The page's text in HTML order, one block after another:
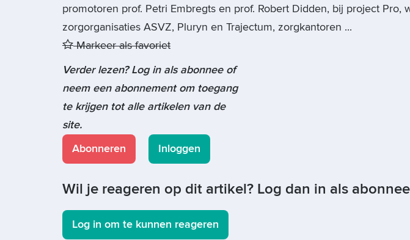
promotoren prof. Petri Embregts en prof. Robert Didden, bij project Pro,
zorgorganisaties ASVZ, Pluryn en Trajectum, zorgkantoren ...
Markeer als favoriet
Verder lezen? Log in als abonnee of
neem een abonnement om toegang
te krijgen tot alle artikelen van de
site.
Abonneren
Inloggen
Wil je reageren op dit artikel? Log dan in als
Log in om te kunnen reageren